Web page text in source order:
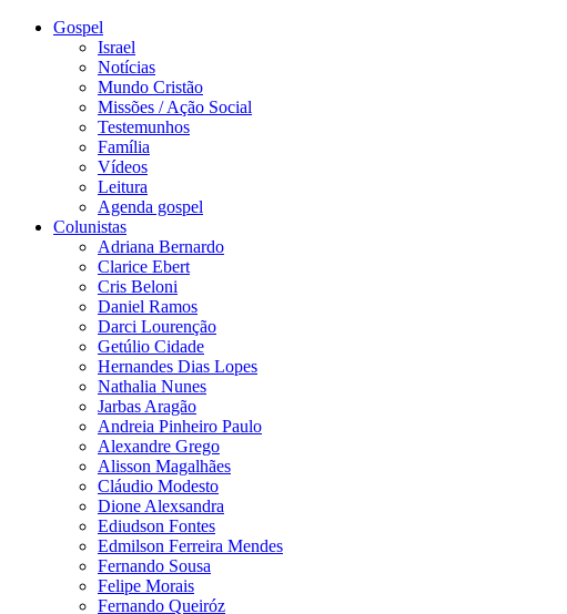
Gospel
Israel
Notícias
Mundo Cristão
Missões / Ação Social
Testemunhos
Família
Vídeos
Leitura
Agenda gospel
Colunistas
Adriana Bernardo
Clarice Ebert
Cris Beloni
Daniel Ramos
Darci Lourenção
Getúlio Cidade
Hernandes Dias Lopes
Nathalia Nunes
Jarbas Aragão
Andreia Pinheiro Paulo
Alexandre Grego
Alisson Magalhães
Cláudio Modesto
Dione Alexsandra
Ediudson Fontes
Edmilson Ferreira Mendes
Fernando Sousa
Felipe Morais
Fernando Queiróz